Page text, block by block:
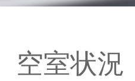
空室状況